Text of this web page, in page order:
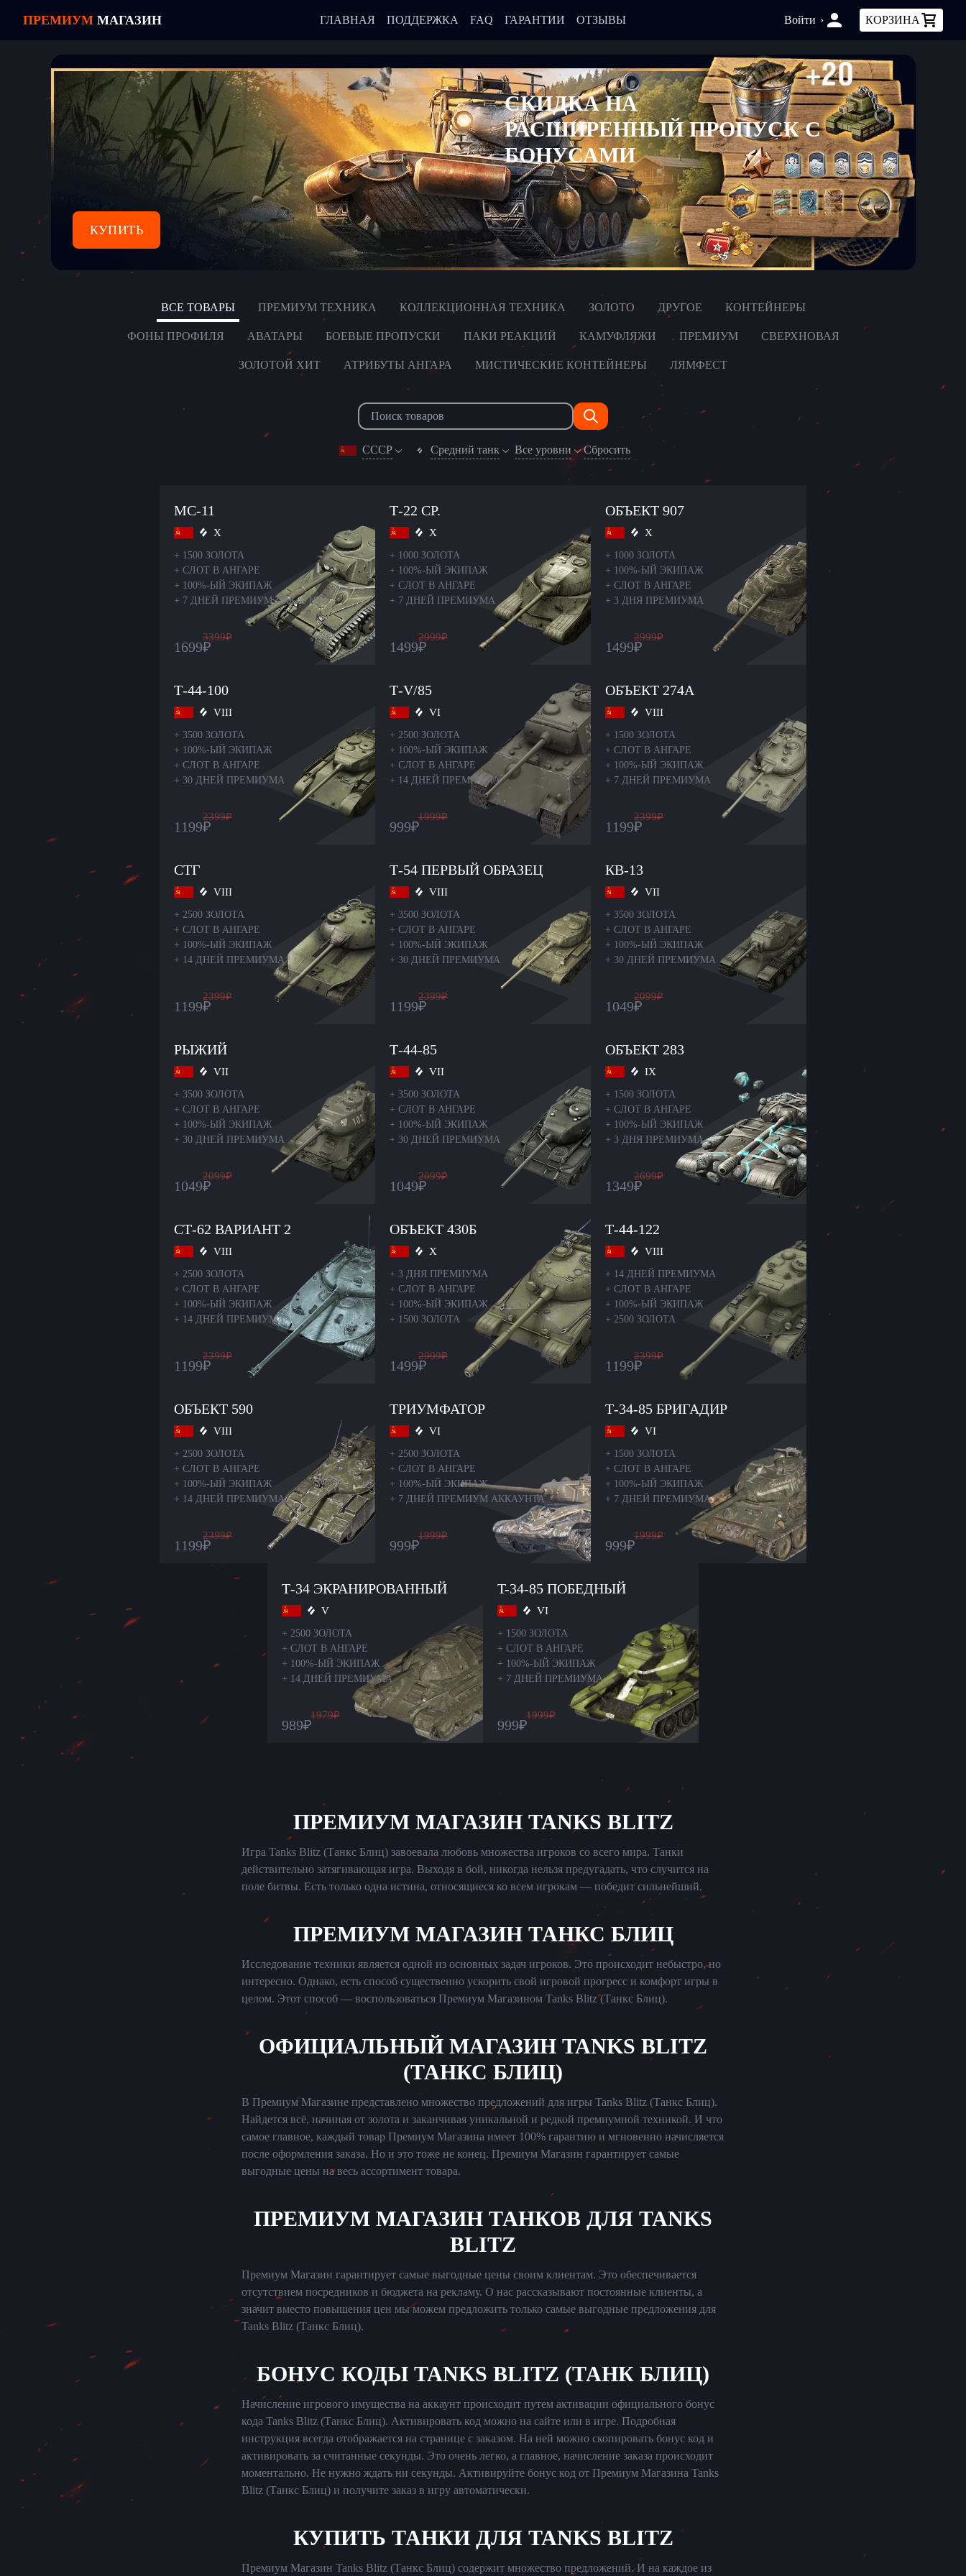
ПРЕМИУМ МАГАЗИН ГЛАВНАЯ ПОДДЕРЖКА FAQ ГАРАНТИИ ОТЗЫВЫ Войти › КОРЗИНА
СКИДКА НА
РАСШИРЕННЫЙ ПРОПУСК С
БОНУСАМИ
КУПИТЬ
ВСЕ ТОВАРЫ ПРЕМИУМ ТЕХНИКА КОЛЛЕКЦИОННАЯ ТЕХНИКА ЗОЛОТО ДРУГОЕ КОНТЕЙНЕРЫ
ФОНЫ ПРОФИЛЯ АВАТАРЫ БОЕВЫЕ ПРОПУСКИ ПАКИ РЕАКЦИЙ КАМУФЛЯЖИ ПРЕМИУМ СВЕРХНОВАЯ
ЗОЛОТОЙ ХИТ АТРИБУТЫ АНГАРА МИСТИЧЕСКИЕ КОНТЕЙНЕРЫ ЛЯМФЕСТ
СССР Средний танк Все уровни Сбросить
МС-11
X
+ 1500 ЗОЛОТА
+ СЛОТ В АНГАРЕ
+ 100%-ЫЙ ЭКИПАЖ
+ 7 ДНЕЙ ПРЕМИУМ АККАУНТА
3399₽
1699₽
Т-22 СР.
X
+ 1000 ЗОЛОТА
+ 100%-ЫЙ ЭКИПАЖ
+ СЛОТ В АНГАРЕ
+ 7 ДНЕЙ ПРЕМИУМА
2999₽
1499₽
ОБЪЕКТ 907
X
+ 1000 ЗОЛОТА
+ 100%-ЫЙ ЭКИПАЖ
+ СЛОТ В АНГАРЕ
+ 3 ДНЯ ПРЕМИУМА
2999₽
1499₽
Т-44-100
VIII
+ 3500 ЗОЛОТА
+ 100%-ЫЙ ЭКИПАЖ
+ СЛОТ В АНГАРЕ
+ 30 ДНЕЙ ПРЕМИУМА
2399₽
1199₽
Т-V/85
VI
+ 2500 ЗОЛОТА
+ 100%-ЫЙ ЭКИПАЖ
+ СЛОТ В АНГАРЕ
+ 14 ДНЕЙ ПРЕМИУМА
1999₽
999₽
ОБЪЕКТ 274А
VIII
+ 1500 ЗОЛОТА
+ СЛОТ В АНГАРЕ
+ 100%-ЫЙ ЭКИПАЖ
+ 7 ДНЕЙ ПРЕМИУМА
2399₽
1199₽
СТГ
VIII
+ 2500 ЗОЛОТА
+ СЛОТ В АНГАРЕ
+ 100%-ЫЙ ЭКИПАЖ
+ 14 ДНЕЙ ПРЕМИУМА
2399₽
1199₽
Т-54 ПЕРВЫЙ ОБРАЗЕЦ
VIII
+ 3500 ЗОЛОТА
+ СЛОТ В АНГАРЕ
+ 100%-ЫЙ ЭКИПАЖ
+ 30 ДНЕЙ ПРЕМИУМА
2399₽
1199₽
КВ-13
VII
+ 3500 ЗОЛОТА
+ СЛОТ В АНГАРЕ
+ 100%-ЫЙ ЭКИПАЖ
+ 30 ДНЕЙ ПРЕМИУМА
2099₽
1049₽
РЫЖИЙ
VII
+ 3500 ЗОЛОТА
+ СЛОТ В АНГАРЕ
+ 100%-ЫЙ ЭКИПАЖ
+ 30 ДНЕЙ ПРЕМИУМА
2099₽
1049₽
Т-44-85
VII
+ 3500 ЗОЛОТА
+ СЛОТ В АНГАРЕ
+ 100%-ЫЙ ЭКИПАЖ
+ 30 ДНЕЙ ПРЕМИУМА
2099₽
1049₽
ОБЪЕКТ 283
IX
+ 1500 ЗОЛОТА
+ СЛОТ В АНГАРЕ
+ 100%-ЫЙ ЭКИПАЖ
+ 3 ДНЯ ПРЕМИУМА
2699₽
1349₽
СТ-62 ВАРИАНТ 2
VIII
+ 2500 ЗОЛОТА
+ СЛОТ В АНГАРЕ
+ 100%-ЫЙ ЭКИПАЖ
+ 14 ДНЕЙ ПРЕМИУМА
2399₽
1199₽
ОБЪЕКТ 430Б
X
+ 3 ДНЯ ПРЕМИУМА
+ СЛОТ В АНГАРЕ
+ 100%-ЫЙ ЭКИПАЖ
+ 1500 ЗОЛОТА
2999₽
1499₽
Т-44-122
VIII
+ 14 ДНЕЙ ПРЕМИУМА
+ СЛОТ В АНГАРЕ
+ 100%-ЫЙ ЭКИПАЖ
+ 2500 ЗОЛОТА
2399₽
1199₽
ОБЪЕКТ 590
VIII
+ 2500 ЗОЛОТА
+ СЛОТ В АНГАРЕ
+ 100%-ЫЙ ЭКИПАЖ
+ 14 ДНЕЙ ПРЕМИУМА
2399₽
1199₽
ТРИУМФАТОР
VI
+ 2500 ЗОЛОТА
+ СЛОТ В АНГАРЕ
+ 100%-ЫЙ ЭКИПАЖ
+ 7 ДНЕЙ ПРЕМИУМ АККАУНТА
1999₽
999₽
Т-34-85 БРИГАДИР
VI
+ 1500 ЗОЛОТА
+ СЛОТ В АНГАРЕ
+ 100%-ЫЙ ЭКИПАЖ
+ 7 ДНЕЙ ПРЕМИУМА
1999₽
999₽
Т-34 ЭКРАНИРОВАННЫЙ
V
+ 2500 ЗОЛОТА
+ СЛОТ В АНГАРЕ
+ 100%-ЫЙ ЭКИПАЖ
+ 14 ДНЕЙ ПРЕМИУМА
1979₽
989₽
T-34-85 ПОБЕДНЫЙ
VI
+ 1500 ЗОЛОТА
+ СЛОТ В АНГАРЕ
+ 100%-ЫЙ ЭКИПАЖ
+ 7 ДНЕЙ ПРЕМИУМА
1999₽
999₽
ПРЕМИУМ МАГАЗИН TANKS BLITZ
Игра Tanks Blitz (Танкс Блиц) завоевала любовь множества игроков со всего мира. Танки
действительно затягивающая игра. Выходя в бой, никогда нельзя предугадать, что случится на
поле битвы. Есть только одна истина, относящиеся ко всем игрокам — победит сильнейший.
ПРЕМИУМ МАГАЗИН ТАНКС БЛИЦ
Исследование техники является одной из основных задач игроков. Это происходит небыстро, но
интересно. Однако, есть способ существенно ускорить свой игровой прогресс и комфорт игры в
целом. Этот способ — воспользоваться Премиум Магазином Tanks Blitz (Танкс Блиц).
ОФИЦИАЛЬНЫЙ МАГАЗИН TANKS BLITZ
(ТАНКС БЛИЦ)
В Премиум Магазине представлено множество предложений для игры Tanks Blitz (Танкс Блиц).
Найдется всё, начиная от золота и заканчивая уникальной и редкой премиумной техникой. И что
самое главное, каждый товар Премиум Магазина имеет 100% гарантию и мгновенно начисляется
после оформления заказа. Но и это тоже не конец. Премиум Магазин гарантирует самые
выгодные цены на весь ассортимент товара.
ПРЕМИУМ МАГАЗИН ТАНКОВ ДЛЯ TANKS
BLITZ
Премиум Магазин гарантирует самые выгодные цены своим клиентам. Это обеспечивается
отсутствием посредников и бюджета на рекламу. О нас рассказывают постоянные клиенты, а
значит вместо повышения цен мы можем предложить только самые выгодные предложения для
Tanks Blitz (Танкс Блиц).
БОНУС КОДЫ TANKS BLITZ (ТАНК БЛИЦ)
Начисление игрового имущества на аккаунт происходит путем активации официального бонус
кода Tanks Blitz (Танкс Блиц). Активировать код можно на сайте или в игре. Подробная
инструкция всегда отображается на странице с заказом. На ней можно скопировать бонус код и
активировать за считанные секунды. Это очень легко, а главное, начисление заказа происходит
моментально. Не нужно ждать ни секунды. Активируйте бонус код от Премиум Магазина Tanks
Blitz (Танкс Блиц) и получите заказ в игру автоматически.
КУПИТЬ ТАНКИ ДЛЯ TANKS BLITZ
Премиум Магазин Tanks Blitz (Танкс Блиц) содержит множество предложений. И на каждое из